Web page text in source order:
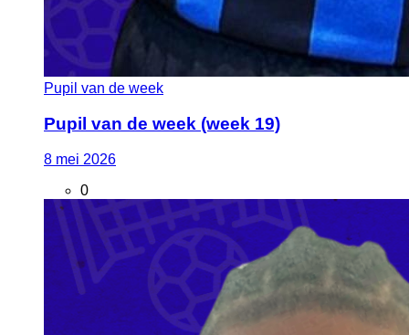
Pupil van de week
Pupil van de week (week 19)
8 mei 2026
0